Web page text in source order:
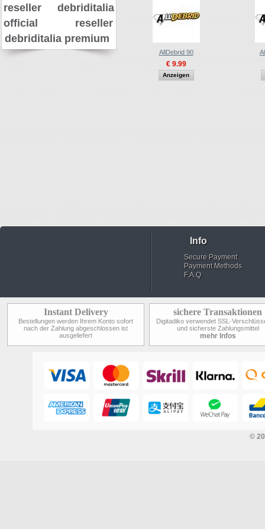
reseller
debriditalia
official reseller
debriditalia premium
AllDebrid 90
€ 9.99
Anzeigen
Info
Secure Payment
Payment Methods
F.A.Q
Instant Delivery
Bestellungen werden Ihrem Konto sofort
nach der Zahlung abgeschlossen ist
ausgeliefert
sichere Transaktionen
Digitadiko verwendet SSL-
und sicherste Zahlungsmittel
mehr Infos
©